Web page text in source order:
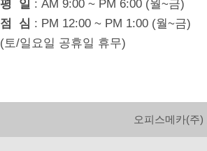
평 일 : AM 9:00 ~ PM 6:00 (월~금)
점 심 : PM 12:00 ~ PM 1:00 (월~금)
(토/일요일 공휴일 휴무)
오피스메카(주)